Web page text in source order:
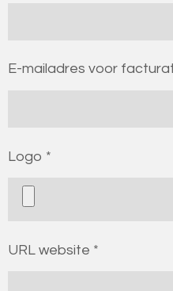
E-mailadres voor
Logo *
URL website *